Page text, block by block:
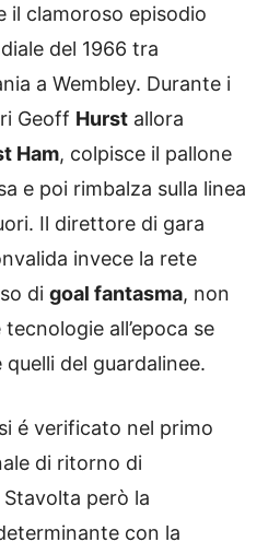
il clamoroso episodio
del 1966 tra
a Wembley. Durante i
Geoff Hurst allora
Ham, colpisce il pallone
e poi rimbalza sulla linea
Il direttore di gara
invece la rete
di goal fantasma, non
all’epoca se
del guardalinee.
é verificato nel primo
di ritorno di
però la
con la